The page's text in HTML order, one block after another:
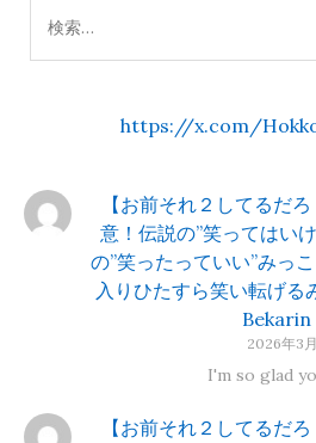
索:
https://x.com/
【お前それ２してるだ
意！伝説の”笑ってはい
の”笑ったっていい”みっ
入りひたすら笑い転げる
Bekarin
2026年3
I'm so glad
【お前それ２してるだ